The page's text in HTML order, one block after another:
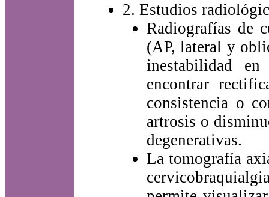
2. Estudios
Radiografías de
(AP, lateral y
inestabilidad
encontrar
consistencia o
artrosis o
degenerativas.
La tomografía